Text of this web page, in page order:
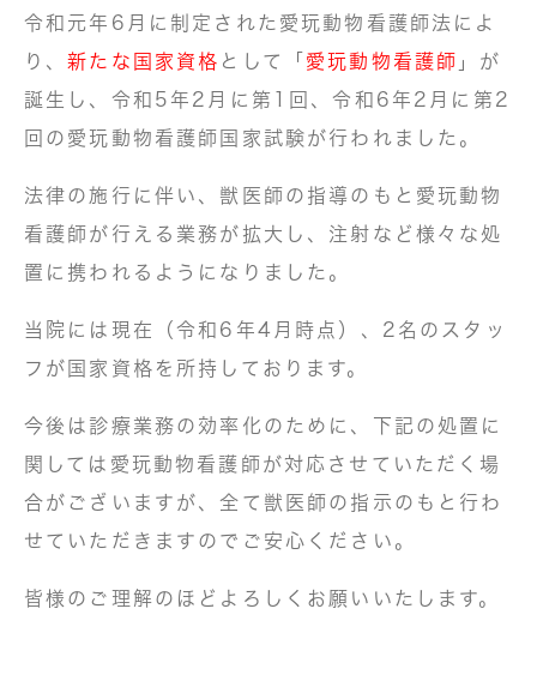
令和元年6月に制定された愛玩動物看護師法によ
り、新たな国家資格 として「 愛玩動物看護師 」が
誕生し、令和5年2月に第1回、令和6年2月に第2
回の愛玩動物看護師国家試験が行われました。
法律の施行に伴い、獣医師の指導のもと愛玩動物
看護師が行える業務が拡大し、注射など様々な処
置に携われるようになりました。
当院には現在（令和6年4月時点）、2名のスタッ
フが国家資格を所持しております。
今後は診療業務の効率化のために、下記の処置に
関しては愛玩動物看護師が対応させていただく場
合がございますが、全て獣医師の指示のもと行わ
せていただきますのでご安心ください。
皆様のご理解のほどよろしくお願いいたします。